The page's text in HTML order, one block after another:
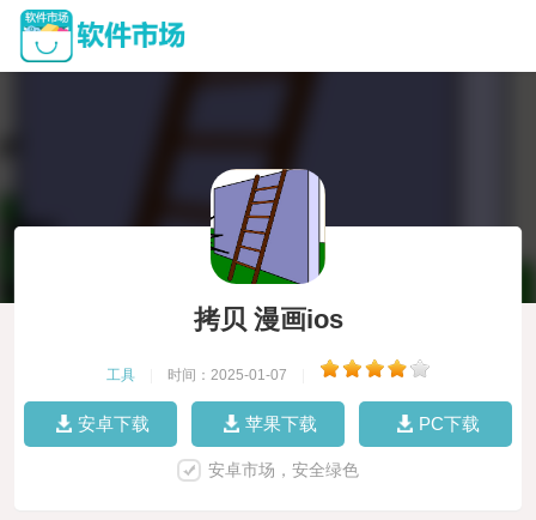
拷贝 漫画ios
工具 时间：2025-01-07
安卓下载 苹果下载 PC下载
安卓市场，安全绿色